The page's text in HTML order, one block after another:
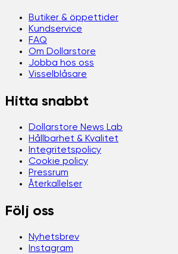
Butiker & öppettider
Kundservice
FAQ
Om Dollarstore
Jobba hos oss
Visselblåsare
Hitta snabbt
Dollarstore News Lab
Hållbarhet & Kvalitet
Integritetspolicy
Cookie policy
Pressrum
Återkallelser
Följ oss
Nyhetsbrev
Instagram